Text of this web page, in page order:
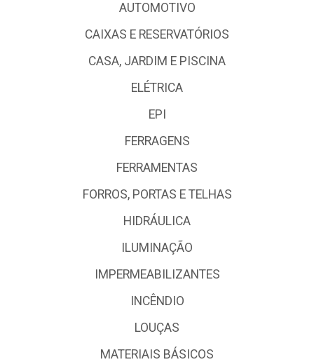
AUTOMOTIVO
CAIXAS E RESERVATÓRIOS
CASA, JARDIM E PISCINA
ELÉTRICA
EPI
FERRAGENS
FERRAMENTAS
FORROS, PORTAS E TELHAS
HIDRÁULICA
ILUMINAÇÃO
IMPERMEABILIZANTES
INCÊNDIO
LOUÇAS
MATERIAIS BÁSICOS